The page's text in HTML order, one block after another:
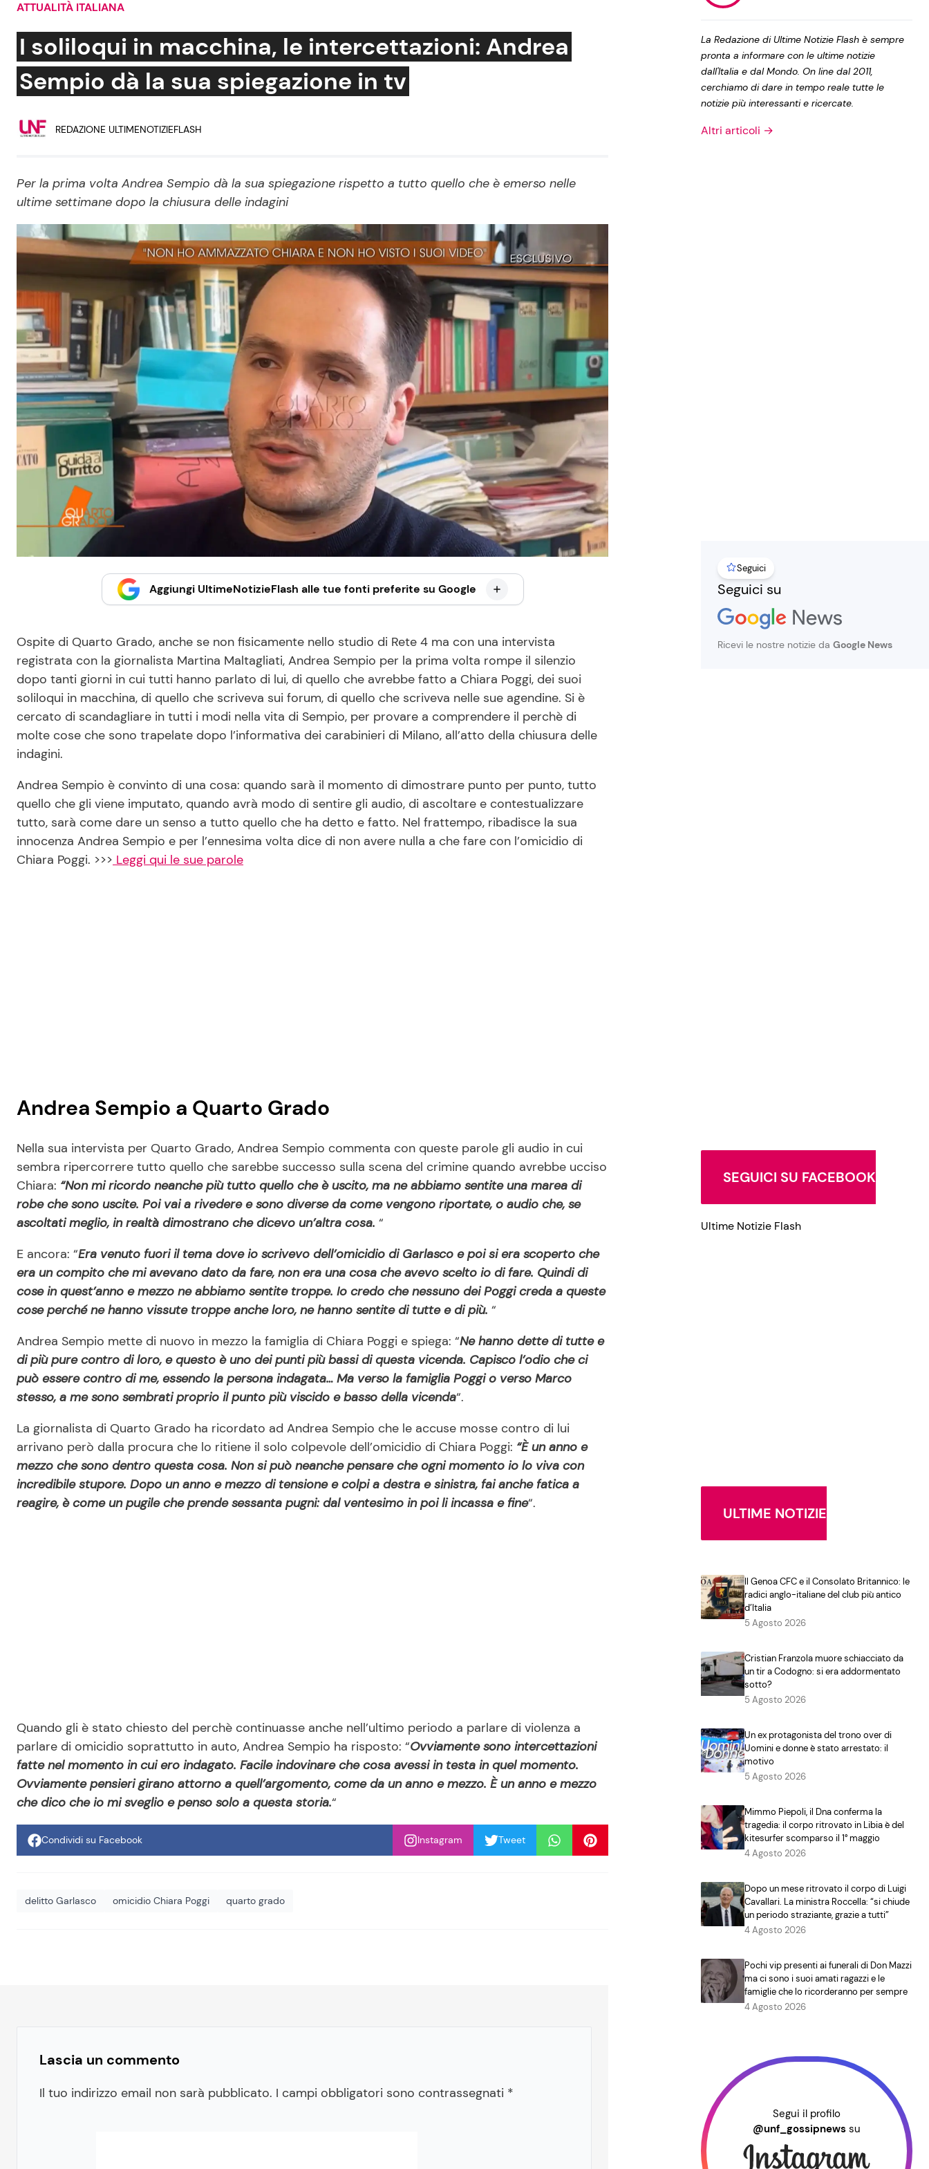
Social News
News dal mondo
Benessere
Mondo Mamma
News benessere
Salute
Viaggi e Turismo
Festività
Le Ricette in TV
Ricette Facili e Veloci
Ricette Feste
Ricette per Bambini
Privacy Policy
ATTUALITÀ ITALIANA
I soliloqui in macchina, le intercettazioni: Andrea
Sempio dà la sua spiegazione in tv
REDAZIONE ULTIMENOTIZIEFLASH
Per la prima volta Andrea Sempio dà la sua spiegazione rispetto a tutto quello che è emerso nelle
ultime settimane dopo la chiusura delle indagini
Aggiungi UltimeNotizieFlash alle tue fonti preferite su Google
Ospite di Quarto Grado, anche se non fisicamente nello studio di Rete 4 ma con una intervista
registrata con la giornalista Martina Maltagliati, Andrea Sempio per la prima volta rompe il silenzio
dopo tanti giorni in cui tutti hanno parlato di lui, di quello che avrebbe fatto a Chiara Poggi, dei suoi
soliloqui in macchina, di quello che scriveva sui forum, di quello che scriveva nelle sue agendine. Si è
cercato di scandagliare in tutti i modi nella vita di Sempio, per provare a comprendere il perchè di
molte cose che sono trapelate dopo l’informativa dei carabinieri di Milano, all’atto della chiusura delle
indagini.
Andrea Sempio è convinto di una cosa: quando sarà il momento di dimostrare punto per punto, tutto
quello che gli viene imputato, quando avrà modo di sentire gli audio, di ascoltare e contestualizzare
tutto, sarà come dare un senso a tutto quello che ha detto e fatto. Nel frattempo, ribadisce la sua
innocenza Andrea Sempio e per l’ennesima volta dice di non avere nulla a che fare con l’omicidio di
Chiara Poggi. >>> Leggi qui le sue parole
Andrea Sempio a Quarto Grado
Nella sua intervista per Quarto Grado, Andrea Sempio commenta con queste parole gli audio in cui
sembra ripercorrere tutto quello che sarebbe successo sulla scena del crimine quando avrebbe ucciso
Chiara: “Non mi ricordo neanche più tutto quello che è uscito, ma ne abbiamo sentite una marea di
robe che sono uscite. Poi vai a rivedere e sono diverse da come vengono riportate, o audio che, se
ascoltati meglio, in realtà dimostrano che dicevo un’altra cosa. “
E ancora: “Era venuto fuori il tema dove io scrivevo dell’omicidio di Garlasco e poi si era scoperto che
era un compito che mi avevano dato da fare, non era una cosa che avevo scelto io di fare. Quindi di
cose in quest’anno e mezzo ne abbiamo sentite troppe. Io credo che nessuno dei Poggi creda a queste
cose perché ne hanno vissute troppe anche loro, ne hanno sentite di tutte e di più. “
Andrea Sempio mette di nuovo in mezzo la famiglia di Chiara Poggi e spiega: “Ne hanno dette di tutte e
di più pure contro di loro, e questo è uno dei punti più bassi di questa vicenda. Capisco l’odio che ci
può essere contro di me, essendo la persona indagata… Ma verso la famiglia Poggi o verso Marco
stesso, a me sono sembrati proprio il punto più viscido e basso della vicenda“.
La giornalista di Quarto Grado ha ricordato ad Andrea Sempio che le accuse mosse contro di lui
arrivano però dalla procura che lo ritiene il solo colpevole dell’omicidio di Chiara Poggi: “È un anno e
mezzo che sono dentro questa cosa. Non si può neanche pensare che ogni momento io lo viva con
incredibile stupore. Dopo un anno e mezzo di tensione e colpi a destra e sinistra, fai anche fatica a
reagire, è come un pugile che prende sessanta pugni: dal ventesimo in poi li incassa e fine“.
Quando gli è stato chiesto del perchè continuasse anche nell’ultimo periodo a parlare di violenza a
parlare di omicidio soprattutto in auto, Andrea Sempio ha risposto: “Ovviamente sono intercettazioni
fatte nel momento in cui ero indagato. Facile indovinare che cosa avessi in testa in quel momento.
Ovviamente pensieri girano attorno a quell’argomento, come da un anno e mezzo. È un anno e mezzo
che dico che io mi sveglio e penso solo a questa storia.“
Condividi su Facebook Instagram Tweet
delitto Garlasco omicidio Chiara Poggi quarto grado
Lascia un commento
Il tuo indirizzo email non sarà pubblicato. I campi obbligatori sono contrassegnati *
La Redazione di Ultime Notizie Flash è sempre
pronta a informare con le ultime notizie
dall'Italia e dal Mondo. On line dal 2011,
cerchiamo di dare in tempo reale tutte le
notizie più interessanti e ricercate.
Altri articoli →
Seguici
Seguici su
Ricevi le nostre notizie da Google News
SEGUICI SU FACEBOOK
Ultime Notizie Flash
ULTIME NOTIZIE
Il Genoa CFC e il Consolato Britannico: le
radici anglo-italiane del club più antico
d’Italia
5 Agosto 2026
Cristian Franzola muore schiacciato da
un tir a Codogno: si era addormentato
sotto?
5 Agosto 2026
Un ex protagonista del trono over di
Uomini e donne è stato arrestato: il
motivo
5 Agosto 2026
Mimmo Piepoli, il Dna conferma la
tragedia: il corpo ritrovato in Libia è del
kitesurfer scomparso il 1° maggio
4 Agosto 2026
Dopo un mese ritrovato il corpo di Luigi
Cavallari. La ministra Roccella: “si chiude
un periodo straziante, grazie a tutti”
4 Agosto 2026
Pochi vip presenti ai funerali di Don Mazzi
ma ci sono i suoi amati ragazzi e le
famiglie che lo ricorderanno per sempre
4 Agosto 2026
Segui il profilo
@unf_gossipnews su